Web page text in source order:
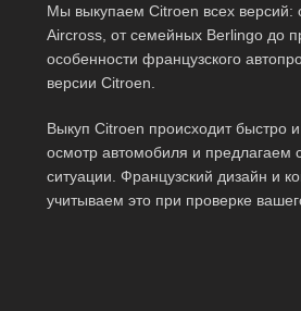
Мы выкупаем Citroen всех версий:
Aircross, от семейных Berlingo до
особенности французского
версии Citroen.
Выкуп Citroen происходит
осмотр автомобиля и предлагаем
ситуации. Французский дизайн и
учитываем это при проверке